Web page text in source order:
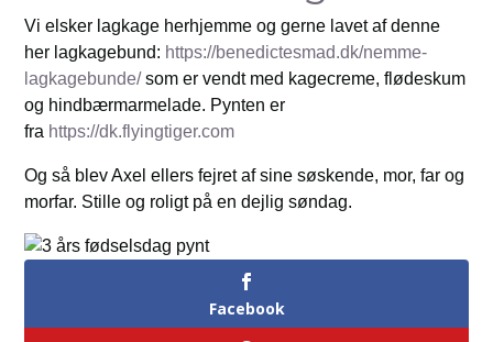
Vi elsker lagkage herhjemme og gerne lavet af denne
her lagkagebund: https://benedictesmad.dk/nemme-
lagkagebunde/som er vendt med kagecreme, flødeskum
og hindbærmarmelade. Pynten er
fra https://dk.flyingtiger.com
Og så blev Axel ellers fejret af sine søskende, mor, far og
morfar. Stille og roligt på en dejlig søndag.
Facebook